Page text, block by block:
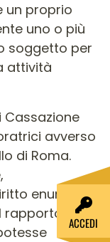
un proprio
uno o più
soggetto per
attività
avverso
di Roma.
enunciata
rapporto di
ACCEDI